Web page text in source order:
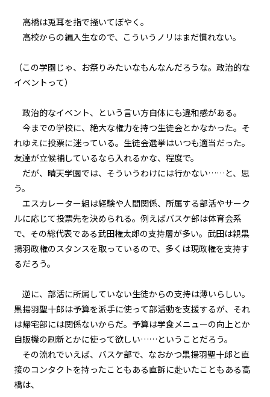
一章
一章
代表会議（４）
一章
一章
ギルド委員会（２）
一章
ギルド委員会（４）
一章
ギルド委員会（５）
高橋は兎耳を指で掻いてぼやく。
高校からの編入生なので、こういうノリはまだ慣れない。
（この学園じゃ、お祭りみたいなもんなんだろうな。政治的な
イベントって）
政治的なイベント、という言い方自体にも違和感がある。
今までの学校に、絶大な権力を持つ生徒会とかなかった。そ
れゆえに投票に迷っている。生徒会選挙はいつも適当だった。
友達が立候補しているなら入れるかな、程度で。
だが、晴天学園では、そういうわけには行かない……と、思
う。
エスカレーター組は経験や人間関係、所属する部活やサーク
ルに応じて投票先を決められる。例えばバスケ部は体育会系
で、その総代表である武田権太郎の支持層が多い。武田は親黒
揚羽政権のスタンスを取っているので、多くは現政権を支持す
るだろう。
逆に、部活に所属していない生徒からの支持は薄いらしい。
黒揚羽聖十郎は予算を派手に使って部活動を支援するが、それ
は帰宅部には関係ないからだ。予算は学食メニューの向上とか
自販機の刷新とかに使って欲しい……ということだろう。
その流れでいえば、バスケ部で、なおかつ黒揚羽聖十郎と直
接のコンタクトを持ったこともある――直訴に赴いたこともある高
橋は、